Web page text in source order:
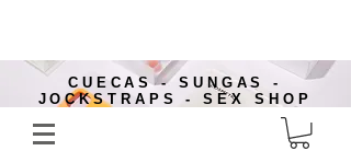
CUECAS - SUNGAS -
JOCKSTRAPS - SEX SHOP